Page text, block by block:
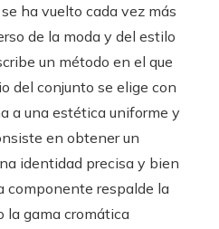
se ha vuelto cada vez más
de la moda y del estilo
un método en el que
del conjunto se elige con
a una estética uniforme y
en obtener un
identidad precisa y bien
componente respalde la
la gama cromática